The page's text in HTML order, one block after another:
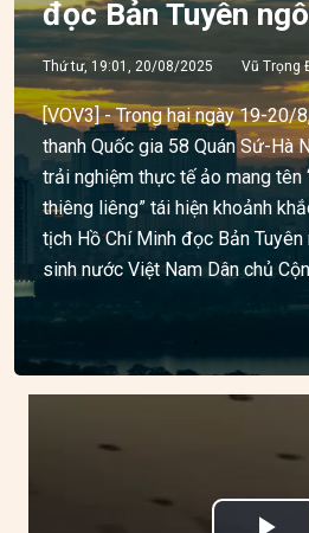
đọc Bản Tuyên
Thứ tư, 19:01, 20/08/2025 Vũ Trọng
[VOV3] - Trong hai ngày 19-20/
thanh Quốc gia 58 Quán Sứ-Hà
trải nghiệm thực tế ảo mang tên
thiêng liêng” tái hiện khoảnh
tịch Hồ Chí Minh đọc Bản
sinh nước Việt Nam Dân chủ